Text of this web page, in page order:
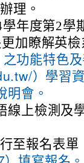
理。
年度第2學
加瞭解英
功能特色
）學習
明會。
線上檢測及
至報名表單